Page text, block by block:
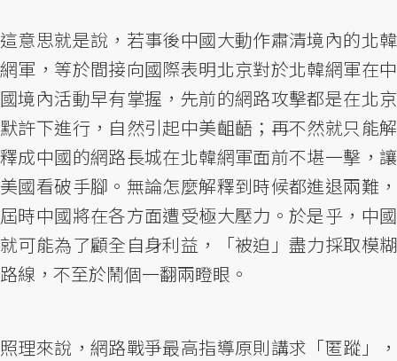
這意思就是說，若事後中國大動作肅清境內的北韓
網軍，等於間接向國際表明北京對於北韓網軍在中
國境內活動早有掌握，先前的網路攻擊都是在北京
默許下進行，自然引起中美齟齬；再不然就只能解
釋成中國的網路長城在北韓網軍面前不堪一擊，讓
美國看破手腳。無論怎麼解釋到時候都進退兩難，
屆時中國將在各方面遭受極大壓力。於是乎，中國
就可能為了顧全自身利益，「被迫」盡力採取模糊
路線，不至於鬧個一翻兩瞪眼。
照理來說，網路戰爭最高指導原則講求「匿蹤」，